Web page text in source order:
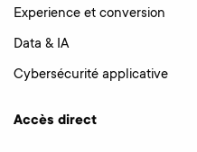
Experience et conversion
Data & IA
Cybersécurité applicative
Accès direct